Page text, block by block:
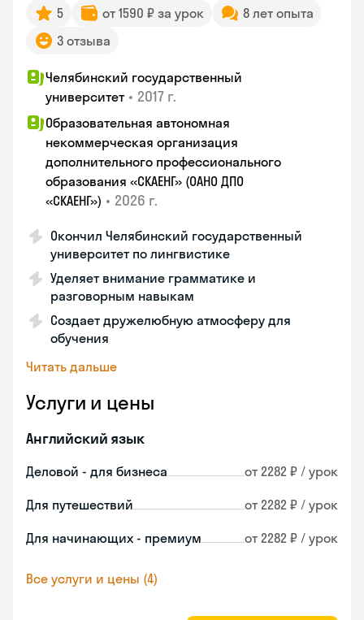
5 от 1590 ₽ за урок
8 лет опыта
3 отзыва
Челябинский государственный
университет • 2017 г.
Образовательная автономная
некоммерческая организация
дополнительного профессионального
образования «СКАЕНГ» (ОАНО ДПО
«СКАЕНГ») • 2026 г.
Окончил Челябинский государственный
университет по лингвистике
Уделяет внимание грамматике и
разговорным навыкам
Создает дружелюбную атмосферу для
обучения
Читать дальше
Услуги и цены
Английский язык
Деловой - для бизнеса от 2282 ₽ / урок
Для путешествий от 2282 ₽ / урок
Для начинающих - премиум от 2282 ₽ / урок
Все услуги и цены (4)